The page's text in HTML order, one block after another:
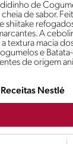
de
cheia de sabor.
shiitake
A
textura macia
e
de origem
Receitas Nestlé